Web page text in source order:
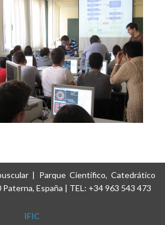
| Parque Científico, Catedrático
España | TEL: +34 963 543 473
IFIC